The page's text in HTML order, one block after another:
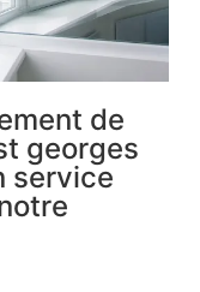
de
georges
service